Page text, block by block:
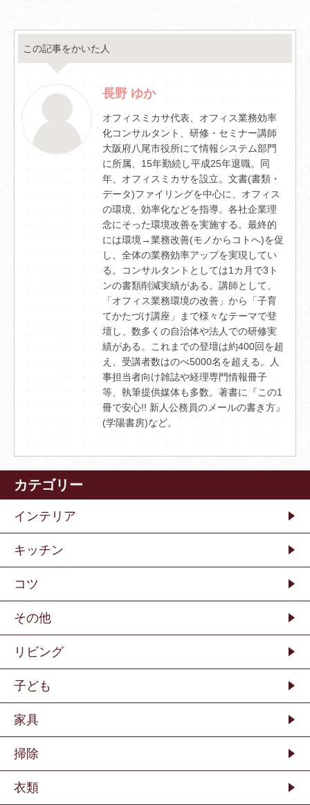
この記事をかいた人
長野 ゆか
オフィスミカサ代表、オフィス業務効率
化コンサルタント、研修・セミナー講師
大阪府八尾市役所にて情報システム部門
に所属、15年勤続し平成25年退職。同
年、オフィスミカサを設立。文書(書類・
データ)ファイリングを中心に、オフィス
の環境、効率化などを指導。各社企業理
念にそった環境改善を実施する。最終的
には環境→業務改善(モノからコトへ)を促
し、全体の業務効率アップを実現してい
る。コンサルタントとしては1カ月で3ト
ンの書類削減実績がある。講師として、
「オフィス業務環境の改善」から「子育
てかたづけ講座」まで様々なテーマで登
壇し、数多くの自治体や法人での研修実
績がある。これまでの登壇は約400回を超
え、受講者数はのべ5000名を超える。人
事担当者向け雑誌や経理専門情報冊子
等、執筆提供媒体も多数。著書に『この1
冊で安心!! 新人公務員のメールの書き方』
(学陽書房)など。
カテゴリー
インテリア
キッチン
コツ
その他
リビング
子ども
家具
掃除
衣類